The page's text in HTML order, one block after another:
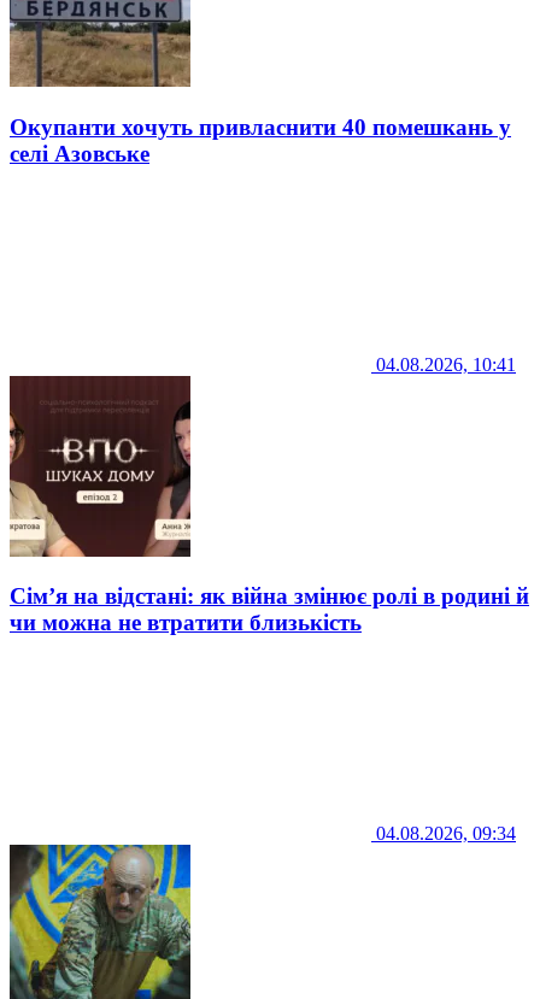
Окупанти хочуть привласнити 40 помешкань у
селі Азовське
04.08.2026, 10:41
Сім’я на відстані: як війна змінює ролі в родині й
чи можна не втратити близькість
04.08.2026, 09:34